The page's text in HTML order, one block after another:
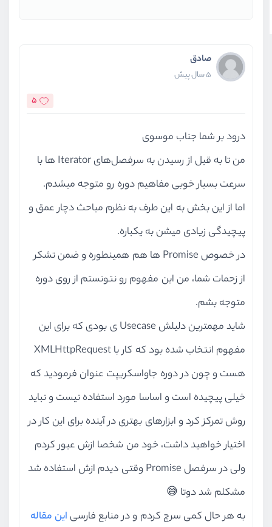
صادق
5 سال پیش
5
درود بر شما جناب موسوی
من تا به قبل از رسیدن به سرفصل‌های Iterator ها با
سرعت بسیار خوبی مفاهیم دوره رو متوجه میشدم.
اما از این بخش به این طرف به نظرم مباحث دچار عمق و
پیچیدگی زیادی میشن به یکباره.
در خصوص Promise ها هم همینطوره و ضمن تشکر
از زحمات شما، من این مفهوم رو نتونستم از روی دوره
متوجه بشم.
شاید مهمترین دلیلش Usecase ی بودی که برای این
مفهوم انتخاب شده بود که کار با XMLHttpRequest
هست و چون در دوره جاواسکریپت عنوان فرمودید که
خیلی پیچیده است و اساسا مورد استفاده نیست و نباید
روش تمرکز کرد و ابزارهای بهتری در آینده برای این کار در
اختیار خواهید داشت، خود من شخصا ازش عبور کردم
ولی در سرفصل Promise وقتی دیدم ازش استفاده شد
مشکلم شد دوتا 😅
به هر حال کمی سرچ کردم و در منابع فارسی این مقاله